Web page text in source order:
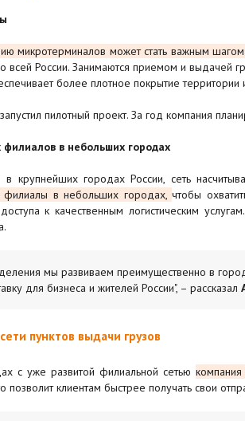
микротерминалов может стать важным шагом
всей России. Занимаются приемом и выдачей
более плотное покрытие территории
пилотный проект. За год компания
в небольших городах
крупнейших городах России, сеть
филиалы в небольших городах,чтобы
к качественным логистическим
мы развиваем преимущественно в
для бизнеса и жителей России", – рассказал
пунктов выдачи грузов
с уже развитой филиальной сетью
позволит клиентам быстрее получать свои